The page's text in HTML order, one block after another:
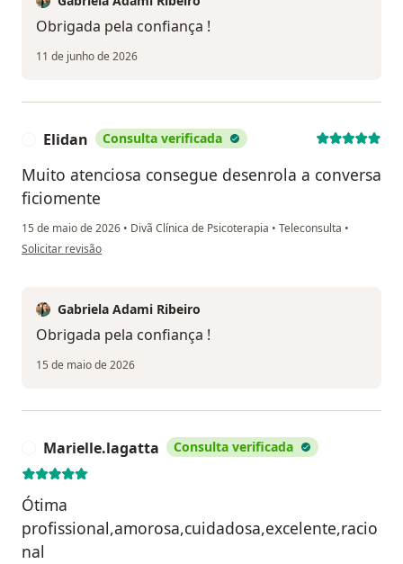
Obrigada pela confiança !
11 de junho de 2026
Elidan Consulta verificada
Muito atenciosa consegue desenrola a conversa
ficiomente
15 de maio de 2026 • Divã Clínica de Psicoterapia • Teleconsulta •
na opinião do utilizador Elidan
Solicitar revisão
Gabriela Adami Ribeiro
Obrigada pela confiança !
15 de maio de 2026
Marielle.lagatta Consulta verificada
Ótima
profissional,amorosa,cuidadosa,excelente,racio
nal